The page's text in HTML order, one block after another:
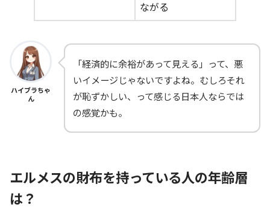
ながる
ハイブラちゃ
ん
「経済的に余裕があって見える」って、悪
いイメージじゃないですよね。むしろそれ
が恥ずかしい、って感じる日本人ならでは
の感覚かも。
エルメスの財布を持っている人の年齢層
は？